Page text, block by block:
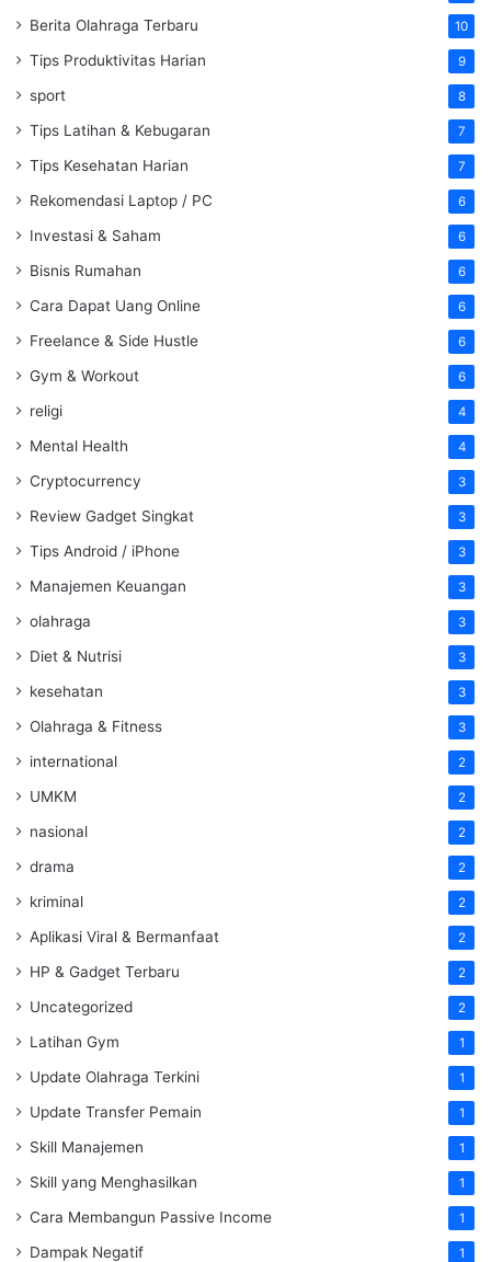
Berita Olahraga Terbaru 10
Tips Produktivitas Harian 9
sport 8
Tips Latihan & Kebugaran 7
Tips Kesehatan Harian 7
Rekomendasi Laptop / PC 6
Investasi & Saham 6
Bisnis Rumahan 6
Cara Dapat Uang Online 6
Freelance & Side Hustle 6
Gym & Workout 6
religi 4
Mental Health 4
Cryptocurrency 3
Review Gadget Singkat 3
Tips Android / iPhone 3
Manajemen Keuangan 3
olahraga 3
Diet & Nutrisi 3
kesehatan 3
Olahraga & Fitness 3
international 2
UMKM 2
nasional 2
drama 2
kriminal 2
Aplikasi Viral & Bermanfaat 2
HP & Gadget Terbaru 2
Uncategorized 2
Latihan Gym 1
Update Olahraga Terkini 1
Update Transfer Pemain 1
Skill Manajemen 1
Skill yang Menghasilkan 1
Cara Membangun Passive Income 1
Dampak Negatif 1